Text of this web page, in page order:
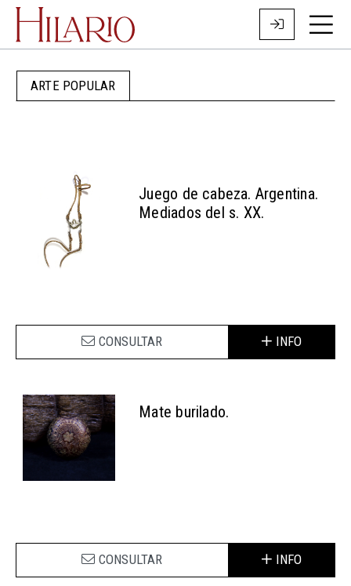
ARTE POPULAR
Juego de cabeza. Argentina.
Mediados del s. XX.
CONSULTAR INFO
Mate burilado.
CONSULTAR INFO